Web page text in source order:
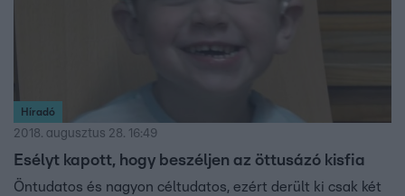
Híradó
2018. augusztus 28. 16:49
Esélyt kapott, hogy beszéljen az öttusázó kisfia
Öntudatos és nagyon céltudatos, ezért derült ki csak két